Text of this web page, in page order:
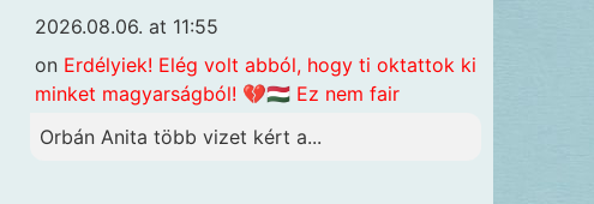
2026.08.06. at 11:55
on Erdélyiek! Elég volt abból, hogy ti oktattok ki
minket magyarságból! 💔🇭🇺 Ez nem fair
Orbán Anita több vizet kért a...